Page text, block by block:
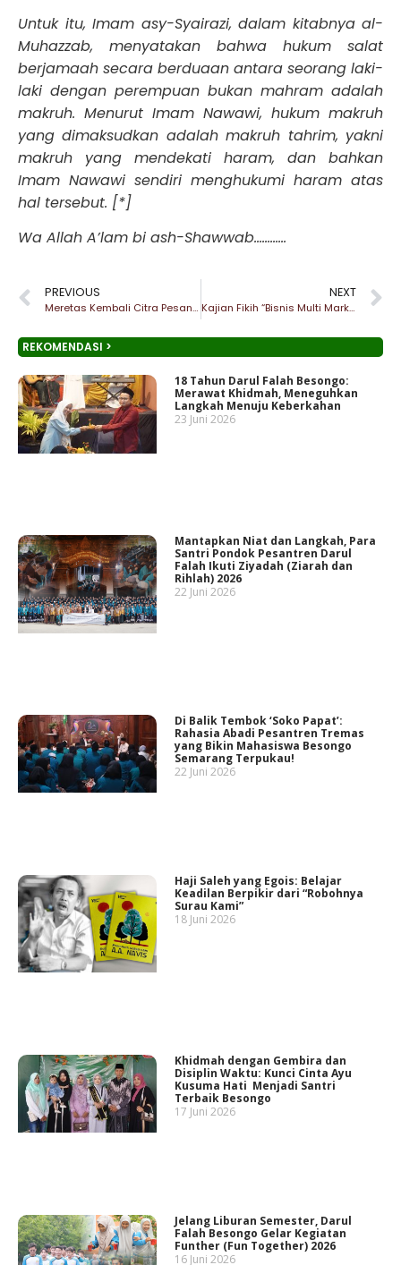
Untuk itu, Imam asy-Syairazi, dalam kitabnya al-
Muhazzab, menyatakan bahwa hukum salat
berjamaah secara berduaan antara seorang laki-
laki dengan perempuan bukan mahram adalah
makruh. Menurut Imam Nawawi, hukum makruh
yang dimaksudkan adalah makruh tahrim, yakni
makruh yang mendekati haram, dan bahkan
Imam Nawawi sendiri menghukumi haram atas
hal tersebut. [*]
Wa Allah A’lam bi ash-Shawwab…………
PREVIOUS
Meretas Kembali Citra Pesantren
NEXT
Kajian Fikih “Bisnis Multi Marketing (MLM)
REKOMENDASI >
18 Tahun Darul Falah Besongo:
Merawat Khidmah, Meneguhkan
Langkah Menuju Keberkahan
23 Juni 2026
Mantapkan Niat dan Langkah, Para
Santri Pondok Pesantren Darul
Falah Ikuti Ziyadah (Ziarah dan
Rihlah) 2026
22 Juni 2026
Di Balik Tembok ‘Soko Papat’:
Rahasia Abadi Pesantren Tremas
yang Bikin Mahasiswa Besongo
Semarang Terpukau!
22 Juni 2026
Haji Saleh yang Egois: Belajar
Keadilan Berpikir dari “Robohnya
Surau Kami”
18 Juni 2026
Khidmah dengan Gembira dan
Disiplin Waktu: Kunci Cinta Ayu
Kusuma Hati Menjadi Santri
Terbaik Besongo
17 Juni 2026
Jelang Liburan Semester, Darul
Falah Besongo Gelar Kegiatan
Funther (Fun Together) 2026
16 Juni 2026